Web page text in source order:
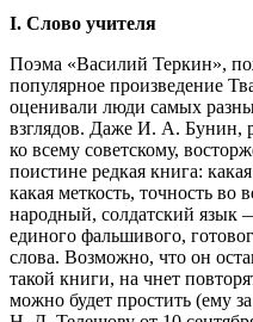
I. Слово учителя
Поэма «Василий Теркин»,
популярное произведение
оценивали люди самых
взглядов. Даже И. А. Бунин,
ко всему советскому,
поистине редкая книга:
какая меткость, точность
народный, солдатский язык
единого фальшивого,
слова. Возможно, что он
такой книги, на чнет
можно будет простить (ему